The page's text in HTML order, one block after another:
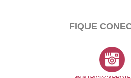
FIQUE